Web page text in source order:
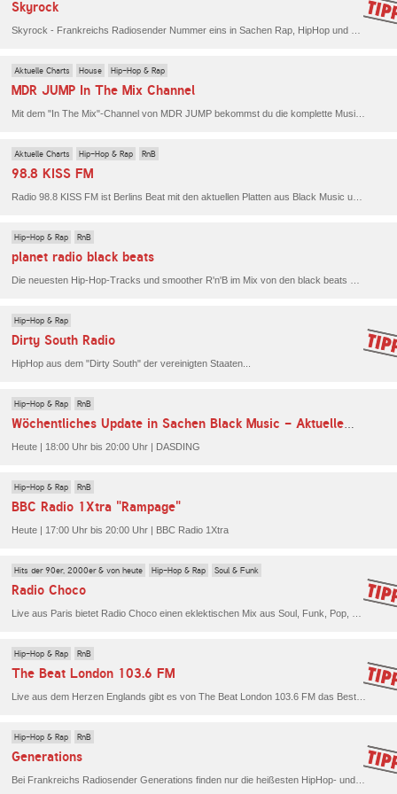
Skyrock
Aktuelle Charts House Hip-Hop & Rap
MDR JUMP In The Mix Channel
Aktuelle Charts Hip-Hop & Rap RnB
98.8 KISS FM
Hip-Hop & Rap RnB
planet radio black beats
Hip-Hop & Rap
Dirty South Radio
HipHop aus dem "Dirty South" der vereinigten Staaten...
Hip-Hop & Rap RnB
Wöchentliches Update in Sachen Black Music - Aktuelle Hits und Klassiker
Heute | 18:00 Uhr bis 20:00 Uhr | DASDING
Hip-Hop & Rap RnB
BBC Radio 1Xtra "Rampage"
Heute | 17:00 Uhr bis 20:00 Uhr | BBC Radio 1Xtra
Hits der 90er, 2000er & von heute Hip-Hop & Rap Soul & Funk
Radio Choco
Hip-Hop & Rap RnB
The Beat London 103.6 FM
Hip-Hop & Rap RnB
Generations